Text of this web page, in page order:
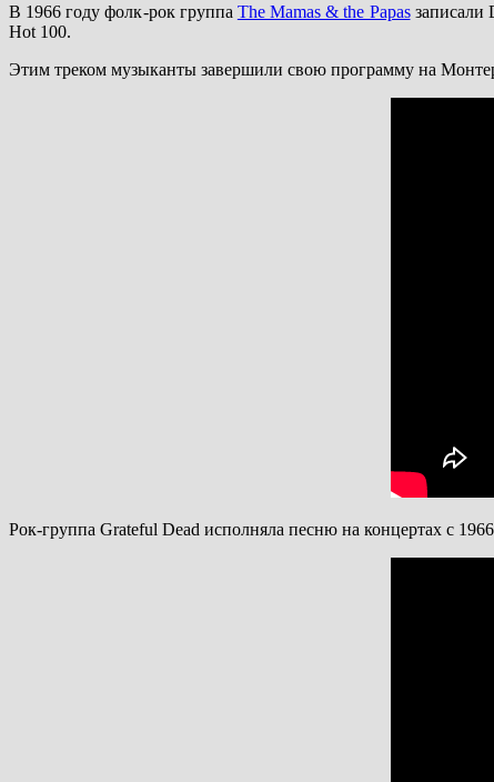
В 1966 году фолк-рок группа The Mamas & the Papasзаписали
Hot 100.
Этим треком музыканты завершили свою программу на
Рок-группа Grateful Dead исполняла песню на концертах с